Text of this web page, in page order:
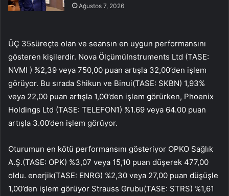
Ağustos 7, 2026
ÜÇ 35süreçte olan ve seansın en uygun performansını
gösteren kişilerdir. Nova ÖlçümüInstruments Ltd (TASE:
NVMI ) %2,39 veya 750,00 puan artışla 32,00’den işlem
görüyor. Bu sırada Shikun ve Binui(TASE: SKBN) 1,93%
veya 22,00 puan artışla 1,00’den işlem görürken, Phoenix
Holdings Ltd (TASE: TELEFON1) %1.69 veya 64.00 puan
artışla 3.00’den işlem görüyor.
Oturumun en kötü performansını gösteriyor OPKO Sağlık
A.Ş.(TASE: OPK) %3,07 veya 15,10 puan düşerek 477,00
oldu. enerjik(TASE: ENRG) %2,30 veya 27,00 puan düşüşle
1,00’den işlem görüyor Strauss Grubu(TASE: STRS) %1,61